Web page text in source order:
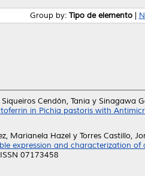
Group by: Tipo de elemento|
Siqueiros Cendón, Tania y Sinagawa
in Pichia pastoris with
Marianela Hazel y Torres Castillo,
expression and characterization
07173458